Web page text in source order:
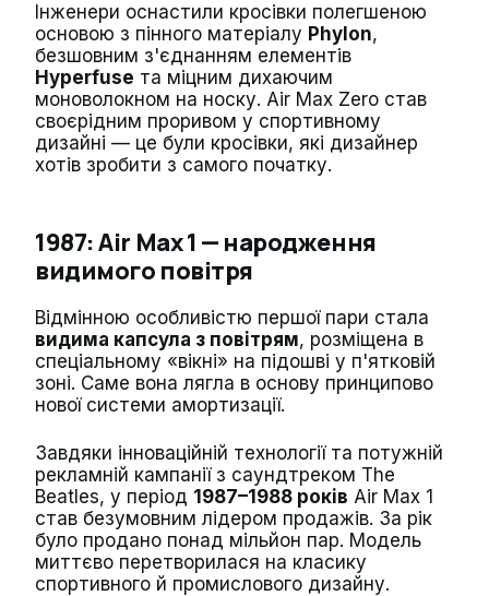
Інженери оснастили кросівки полегшеною
основою з пінного матеріалу Phylon,
безшовним з'єднанням елементів
Hyperfuse та міцним дихаючим
моноволокном на носку. Air Max Zero став
своєрідним проривом у спортивному
дизайні — це були кросівки, які дизайнер
хотів зробити з самого початку.
1987: Air Max 1 — народження
видимого повітря
Відмінною особливістю першої пари стала
видима капсула з повітрям, розміщена в
спеціальному «вікні» на підошві у п'ятковій
зоні. Саме вона лягла в основу принципово
нової системи амортизації.
Завдяки інноваційній технології та потужній
рекламній кампанії з саундтреком The
Beatles, у період 1987–1988 років Air Max 1
став безумовним лідером продажів. За рік
було продано понад мільйон пар. Модель
миттєво перетворилася на класику
спортивного й промислового дизайну.